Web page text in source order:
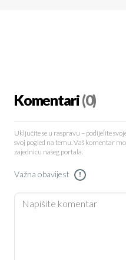
Komentari(0)
Uključite se u raspravu – podijelite
svoj pogled na temu. Vaš komentar
zajednicu našeg portala.
Važna obavijest !